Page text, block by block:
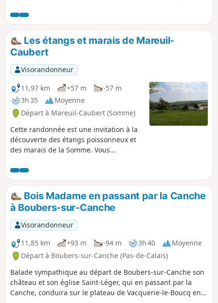
Les étangs et marais de Mareuil-
Caubert
Visorandonneur
11,97 km
+57 m
-57 m
3h 35
Moyenne
Départ à Mareuil-Caubert (Somme)
Cette randonnée est une invitation à la
découverte des étangs poissonneux et
des marais de la Somme. Vous
la flore (fritillaire sauvage)
caractéristiques de la région.
Bois Madame en passant par la Canche
à Boubers-sur-Canche
Visorandonneur
11,85 km
+93 m -94 m 3h 40
Moyenne
Départ à Boubers-sur-Canche (Pas-de-Calais)
Balade sympathique au départ de Boubers-sur-Canche son
château et son église Saint-Léger, qui en passant par la
Canche, conduira sur le plateau de Vacquerie-le-Boucq en